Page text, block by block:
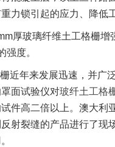
力锁引起的应力、降低
厚玻璃纤维土工格栅增
强度。
近年来发展迅速，并广
面试验仪对玻纤土工格
件高二倍以上。澳大利
射裂缝的产品进行了现